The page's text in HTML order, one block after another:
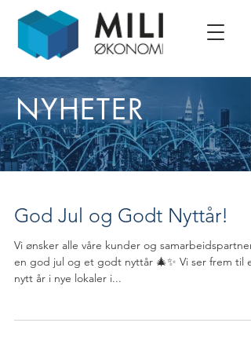
NYHETER
God Jul og Godt Nyttår!
Vi ønsker alle våre kunder og
en god jul og et godt nyttår 🎄✨ Vi ser frem til et
nytt år i nye lokaler i...